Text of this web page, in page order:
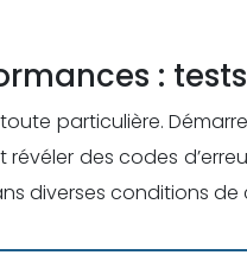
:
particulière.
révéler des codes
diverses conditions de